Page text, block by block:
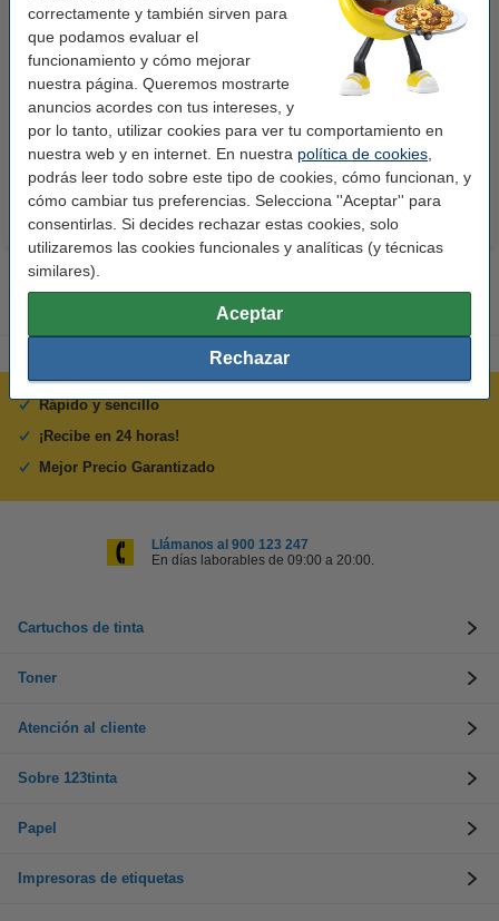
correctamente y también sirven para
que podamos evaluar el
funcionamiento y cómo mejorar
nuestra página. Queremos mostrarte
anuncios acordes con tus intereses, y
por lo tanto, utilizar cookies para ver tu comportamiento en
nuestra web y en internet. En nuestra política de cookies
podrás leer todo sobre este tipo de cookies, cómo funcionan, y
cómo cambiar tus preferencias. Selecciona ''Aceptar'' para
consentirlas. Si decides rechazar estas cookies, solo
utilizaremos las cookies funcionales y analíticas (y técnicas
similares).
Aceptar
Rechazar
123tinta Papel fotográfico
Premium Glossy brillo alto | 10 x
15 cm | 260g | 100 hojas
10,50 €
123tinta Pilas Alcalinas Xtreme
Power AA - LR06 - MN1500 - 24
14,50 €
Rápido y sencillo
¡Recibe en 24 horas!
Mejor Precio Garantizado
Llámanos al 900 123 247
En días laborables de 09:00 a 20:00.
Cartuchos de tinta
Toner
Atención al cliente
Sobre 123tinta
Papel
Impresoras de etiquetas